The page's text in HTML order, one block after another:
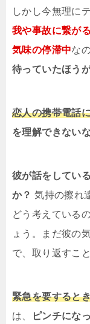
しかし今無理に
我や事故に繋が
気味の停滞中な
待っていたほう
恋人の携帯電話
を理解できない
彼が話をしてい
か？ 気持の擦れ
どう考えている
ょう。まだ彼の
で、取り返すこ
緊急を要すると
は、
ピンチにな